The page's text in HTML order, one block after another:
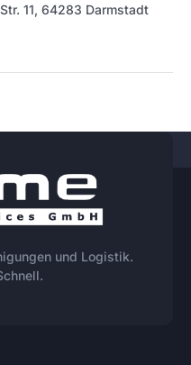
11, 64283 Darmstadt
und Logistik.